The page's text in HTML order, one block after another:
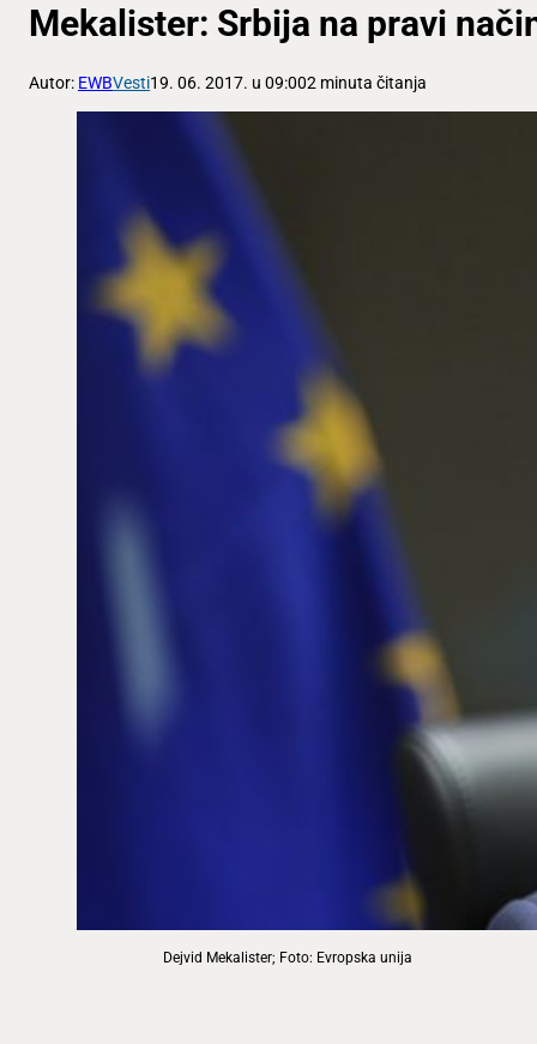
Mekalister: Srbija na pravi
Autor: EWBVesti19. 06. 2017. u 09:002 minuta čitanja
Dejvid Mekalister; Foto: Evropska unija